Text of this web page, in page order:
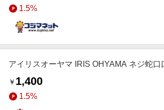
1.5%
アイリスオーヤマ IRIS OHYAMA ネジ蛇
￥ 1,400
1.5%